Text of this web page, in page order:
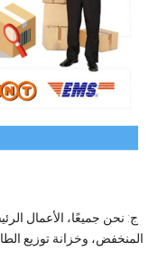
ج: نحن جميعًا، الأعمال
المنخفض، وخزانة توزيع